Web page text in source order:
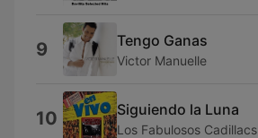
9 Tengo Ganas
Victor Manuelle
10 Siguiendo la Luna
Los Fabulosos Cadillacs